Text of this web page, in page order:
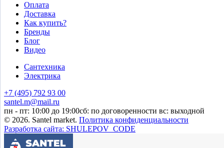
Оплата
Доставка
Как купить?
Бренды
Блог
Видео
Сантехника
Электрика
+7 (495) 792 93 00
santel.m@mail.ru
пн - пт: 10:00 до 19:00сб: по договоренности вс: выходной
© 2026. Santel market. Политика конфиденциальности
Разработка сайта: SHULEPOV_CODE